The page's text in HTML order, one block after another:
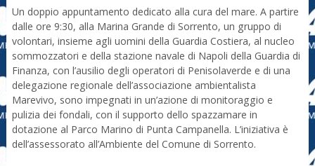
Un doppio appuntamento dedicato alla cura del mare. A partire
dalle ore 9:30, alla Marina Grande di Sorrento, un gruppo di
volontari, insieme agli uomini della Guardia Costiera, al nucleo
sommozzatori e della stazione navale di Napoli della Guardia di
Finanza, con l’ausilio degli operatori di Penisolaverde e di una
delegazione regionale dell’associazione ambientalista
Marevivo, sono impegnati in un’azione di monitoraggio e
pulizia dei fondali, con il supporto dello spazzamare in
dotazione al Parco Marino di Punta Campanella. L’iniziativa è
dell’assessorato all’Ambiente del Comune di Sorrento.